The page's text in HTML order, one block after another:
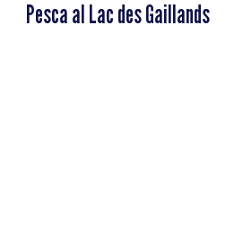
Pesca al Lac des Gaillands